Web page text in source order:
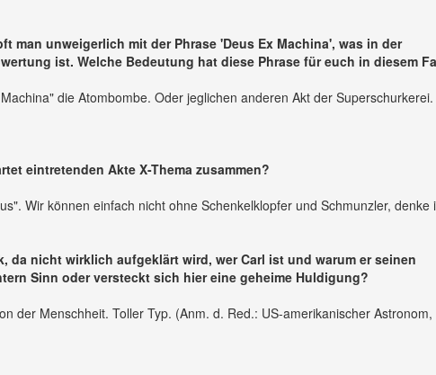
man unweigerlich mit der Phrase 'Deus Ex Machina', was in der
ist. Welche Bedeutung hat diese Phrase für euch in diesem
die Atombombe. Oder jeglichen anderen Akt der Superschurkerei.
eintretenden Akte X-Thema zusammen?
Wir können einfach nicht ohne Schenkelklopfer und Schmunzler, denke
da nicht wirklich aufgeklärt wird, wer Carl ist und warum er seinen
Sinn oder versteckt sich hier eine geheime Huldigung?
der Menschheit. Toller Typ. (Anm. d. Red.: US-amerikanischer Astronom,